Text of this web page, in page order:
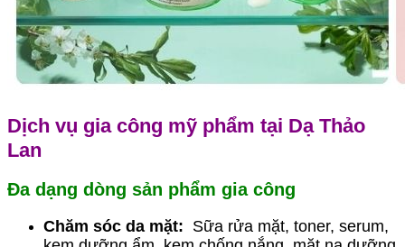
Dịch vụ gia công mỹ phẩm tại Dạ Thảo
Lan
Đa dạng dòng sản phẩm gia công
Chăm sóc da mặt: Sữa rửa mặt, toner, serum,